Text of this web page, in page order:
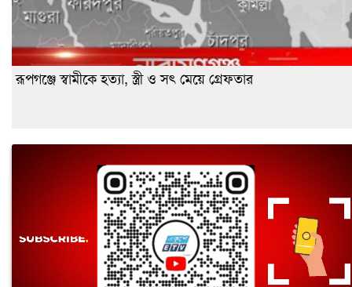
রূপগঞ্জে স্বামীকে হত্যা, স্ত্রী ও সৎ মেয়ে গ্রেফতার